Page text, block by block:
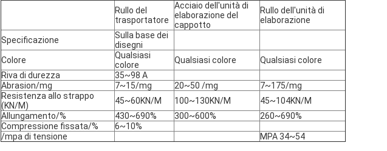
Rullo del
trasportatore
Acciaio dell'unità di
elaborazione del
cappotto
Rullo dell'unità di
elaborazione
Specificazione
Sulla base dei
disegni
Colore
Qualsiasi
colore
Qualsiasi colore
Qualsiasi colore
Riva di durezza
35~98 A
Abrasion/mg
7~15/mg 20~50 /mg
7~175/mg
Resistenza allo strappo
(KN/M)
45~60KN/M 100~130KN/M
45~104KN/M
Allungamento/%
430~690% 300~600%
260~690%
Compressione fissata/%
6~10%
/mpa di tensione
MPA 34~54